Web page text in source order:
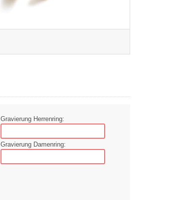
Gravierung Herrenring:
Gravierung Damenring: